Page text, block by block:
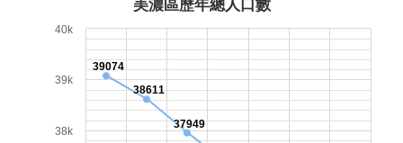
美濃區歷年總人口數
39074
38611
37949
38k
39k
40k